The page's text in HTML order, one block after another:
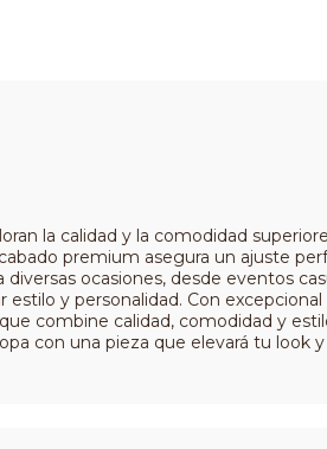
la calidad y la comodidad
premium asegura un ajuste
ocasiones, desde eventos
y personalidad. Con excepcional
combine calidad, comodidad y
con una pieza que elevará tu look